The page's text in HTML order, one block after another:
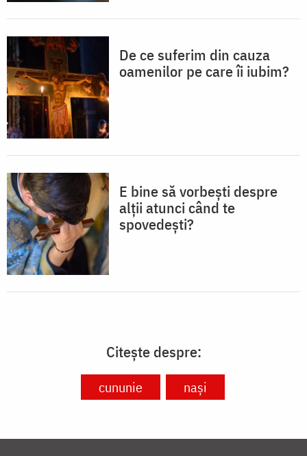
De ce suferim din cauza
oamenilor pe care îi iubim?
E bine să vorbești despre
alții atunci când te
spovedești?
Citește despre:
cununie nași